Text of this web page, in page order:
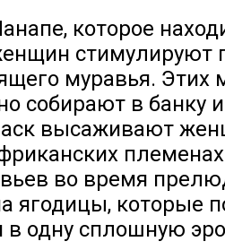
которое
стимулируют
муравья. Этих
собирают в банку
высаживают
во время
ягодицы, которые
одну сплошную